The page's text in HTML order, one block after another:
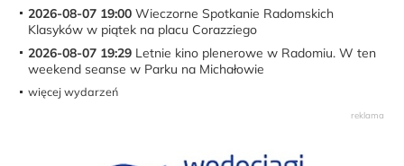
2026-08-07 19:00 Wieczorne Spotkanie Radomskich
Klasyków w piątek na placu Corazziego
2026-08-07 19:29 Letnie kino plenerowe w Radomiu. W ten
weekend seanse w Parku na Michałowie
więcej wydarzeń